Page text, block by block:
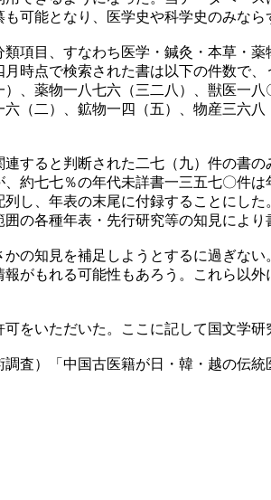
可能となり、医学史や科学史のみな
項目、すなわち医学・鍼灸・本草・
時点で検索された書は以下の件数で
、薬物一八七六（三二八）、獣医一
（二）、鉱物一四（五）、物産三六
すると判断された二七（九）件の書
約七七％の年代未詳書一三五七〇件
し、年表の末尾に付録することにし
の各種年表・先行研究等の知見により
の知見を補足しようとするに過ぎな
がもれる可能性もあろう。これら以
いただいた。ここに記して国文学研
査）「中国古医籍が日・韓・越の伝